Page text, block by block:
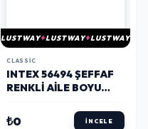
LUSTWAY LUSTWAY LUSTWAY
CLASSIC
INTEX 56494 ŞEFFAF
RENKLI AILE BOYU
₺0 İNCELE